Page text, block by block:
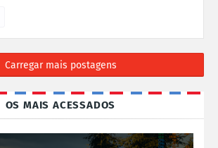
Carregar mais postagens
OS MAIS ACESSADOS